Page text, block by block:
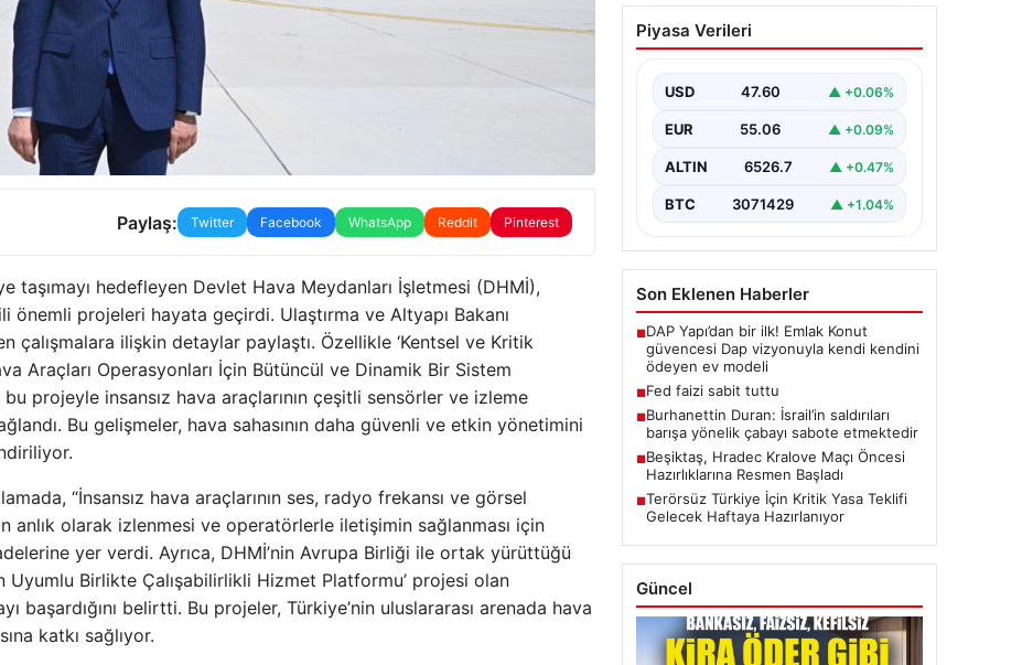
Paylaş: Twitter Facebook WhatsApp Reddit Pinterest
taşımayı hedefleyen Devlet Hava Meydanları İşletmesi (DHMİ),
önemli projeleri hayata geçirdi. Ulaştırma ve Altyapı Bakanı
ilişkin detaylar paylaştı. Özellikle ‘Kentsel ve Kritik
Araçları Operasyonları İçin Bütüncül ve Dinamik Bir Sistem
bu projeyle insansız hava araçlarının çeşitli sensörler ve izleme
Bu gelişmeler, hava sahasının daha güvenli ve etkin yönetimini
“İnsansız hava araçlarının ses, radyo frekansı ve görsel
anlık olarak izlenmesi ve operatörlerle iletişimin sağlanması için
yer verdi. Ayrıca, DHMİ’nin Avrupa Birliği ile ortak yürüttüğü
Uyumlu Birlikte Çalışabilirlikli Hizmet Platformu’ projesi olan
başardığını belirtti. Bu projeler, Türkiye’nin uluslararası arenada hava
katkı sağlıyor.
Fed faizi sabit tuttu
Piyasa Verileri
USD 47.60 ▲ +0.06%
EUR 55.06 ▲ +0.09%
ALTIN 6526.7 ▲ +0.47%
BTC 3071429 ▲ +1.04%
Son Eklenen Haberler
■DAP Yapı’dan bir ilk! Emlak Konut
güvencesi Dap vizyonuyla kendi kendini
ödeyen ev modeli
■Fed faizi sabit tuttu
■Burhanettin Duran: İsrail’in saldırıları
barışa yönelik çabayı sabote etmektedir
■Beşiktaş, Hradec Kralove Maçı Öncesi
Hazırlıklarına Resmen Başladı
■Terörsüz Türkiye İçin Kritik Yasa Teklifi
Gelecek Haftaya Hazırlanıyor
Güncel